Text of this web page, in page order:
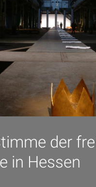
der
in Hessen